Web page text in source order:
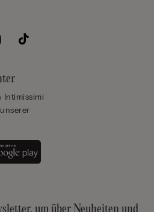
Intimissimi
um über Neuheiten und